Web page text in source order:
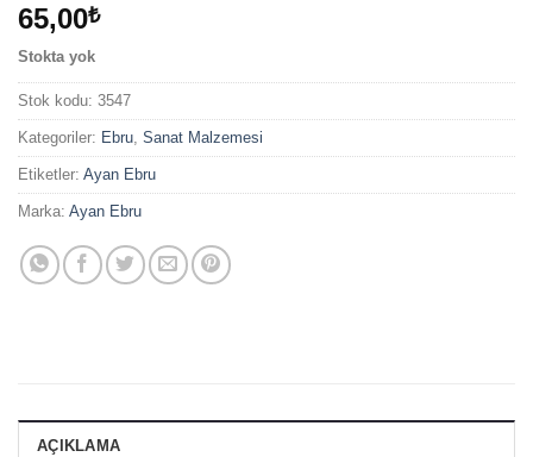
65,00₺
Stokta yok
Stok kodu: 3547
Kategoriler: Ebru Sanat Malzemesi
Etiketler: Ayan Ebru
Marka: Ayan Ebru
AÇIKLAMA